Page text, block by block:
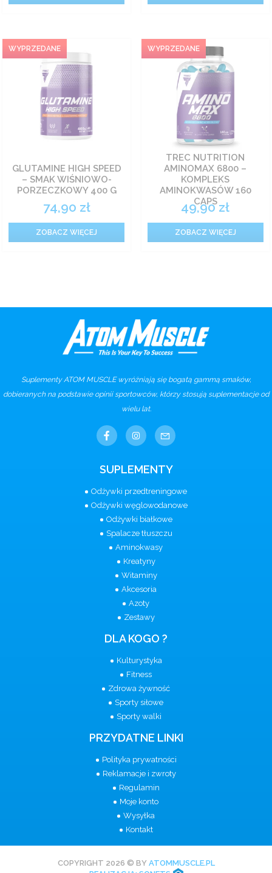
GLUTAMINE HIGH SPEED
– SMAK WIŚNIOWO-
PORZECZKOWY 400 G
74,90 zł
ZOBACZ WIĘCEJ
TREC NUTRITION
AMINOMAX 6800 –
KOMPLEKS
AMINOKWASÓW 160
CAPS
49,90zł
ZOBACZ WIĘCEJ
Suplementy ATOM MUSCLE wyróżniają się bogatą gammą smaków,
dobieranych na podstawie opinii sportowców, którzy stosują suplementacje od
wielu lat.
SUPLEMENTY
Odżywki przedtreningowe
Odżywki węglowodanowe
Odżywki białkowe
Spalacze tłuszczu
Aminokwasy
Kreatyny
Witaminy
Akcesoria
Azoty
Zestawy
DLA KOGO ?
Kulturystyka
Fitness
Zdrowa żywność
Sporty siłowe
Sporty walki
PRZYDATNE LINKI
Polityka prywatności
Reklamacje i zwroty
Regulamin
Moje konto
Wysyłka
Kontakt
COPYRIGHT 2026 © BY ATOMMUSCLE.PL